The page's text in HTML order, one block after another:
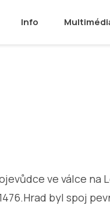
Info
ve válce na
byl spoj